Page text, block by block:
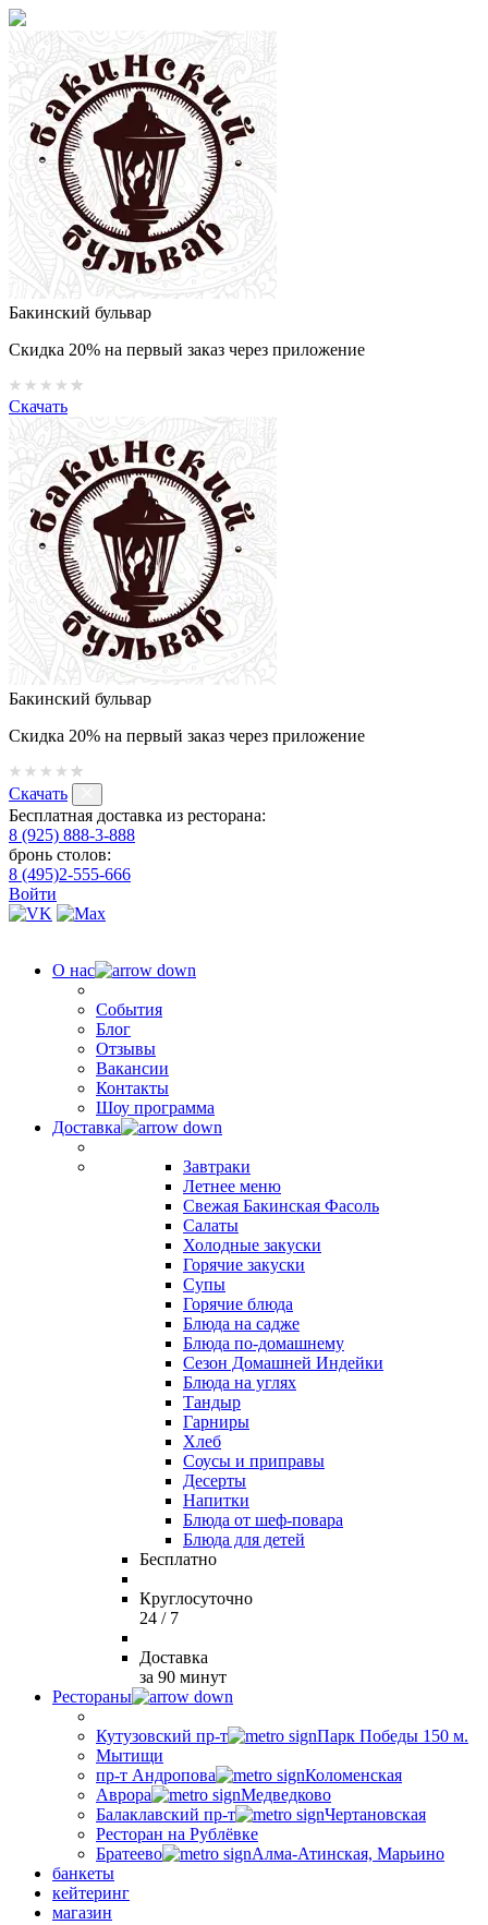
Бакинский бульвар
Скидка 20% на первый заказ через приложение
Скачать
Бакинский бульвар
Скидка 20% на первый заказ через приложение
Скачать
Бесплатная доставка из ресторана:
8 (925) 888-3-888
бронь столов:
8 (495)2-555-666
Войти
О нас
События
Блог
Отзывы
Вакансии
Контакты
Шоу программа
Доставка
Завтраки
Летнее меню
Свежая Бакинская Фасоль
Салаты
Холодные закуски
Горячие закуски
Супы
Горячие блюда
Блюда на садже
Блюда по-домашнему
Сезон Домашней Индейки
Блюда на углях
Тандыр
Гарниры
Хлеб
Соусы и приправы
Десерты
Напитки
Блюда от шеф-повара
Блюда для детей
Бесплатно
Круглосуточно
24 / 7
Доставка
за 90 минут
Рестораны
Кутузовский пр-т
Парк Победы 150 м.
Мытищи
пр-т Андропова
Коломенская
Аврора
Медведково
Балаклавский пр-т
Чертановская
Ресторан на Рублёвке
Братеево
Алма-Атинская, Марьино
банкеты
кейтеринг
магазин